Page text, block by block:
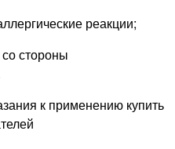
реакции;
стороны